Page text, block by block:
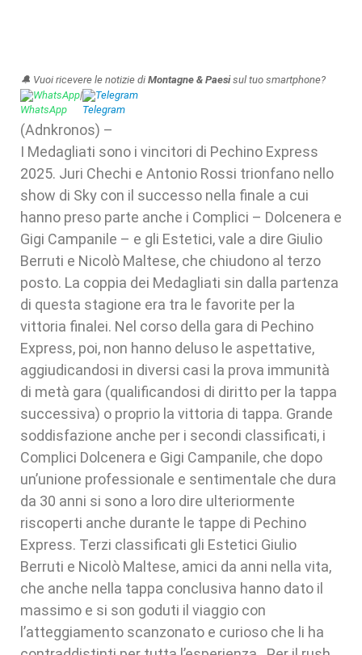
🔔 Vuoi ricevere le notizie di Montagne & Paesisul tuo smartphone?
WhatsApp| Telegram
(Adnkronos) –
I Medagliati sono i vincitori di Pechino Express
2025. Juri Chechi e Antonio Rossi trionfano nello
show di Sky con il successo nella finale a cui
hanno preso parte anche i Complici – Dolcenera e
Gigi Campanile – e gli Estetici, vale a dire Giulio
Berruti e Nicolò Maltese, che chiudono al terzo
posto. La coppia dei Medagliati sin dalla partenza
di questa stagione era tra le favorite per la
vittoria finalei. Nel corso della gara di Pechino
Express, poi, non hanno deluso le aspettative,
aggiudicandosi in diversi casi la prova immunità
di metà gara (qualificandosi di diritto per la tappa
successiva) o proprio la vittoria di tappa. Grande
soddisfazione anche per i secondi classificati, i
Complici Dolcenera e Gigi Campanile, che dopo
un’unione professionale e sentimentale che dura
da 30 anni si sono a loro dire ulteriormente
riscoperti anche durante le tappe di Pechino
Express. Terzi classificati gli Estetici Giulio
Berruti e Nicolò Maltese, amici da anni nella vita,
che anche nella tappa conclusiva hanno dato il
massimo e si son goduti il viaggio con
l’atteggiamento scanzonato e curioso che li ha